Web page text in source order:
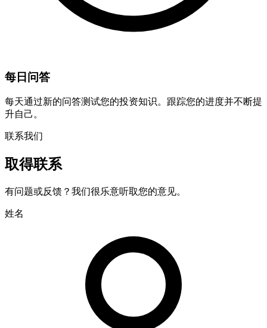
每日问答
每天通过新的问答测试您的投资知识。跟踪您的进度并不断提
升自己。
联系我们
取得联系
有问题或反馈？我们很乐意听取您的意见。
姓名